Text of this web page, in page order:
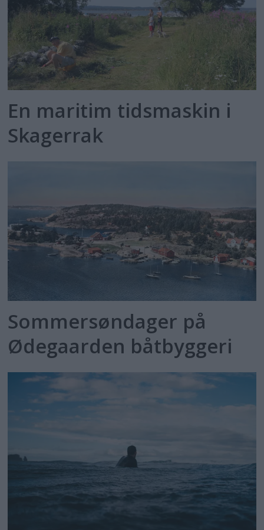
En maritim tidsmaskin i
Skagerrak
Sommersøndager på
Ødegaarden båtbyggeri